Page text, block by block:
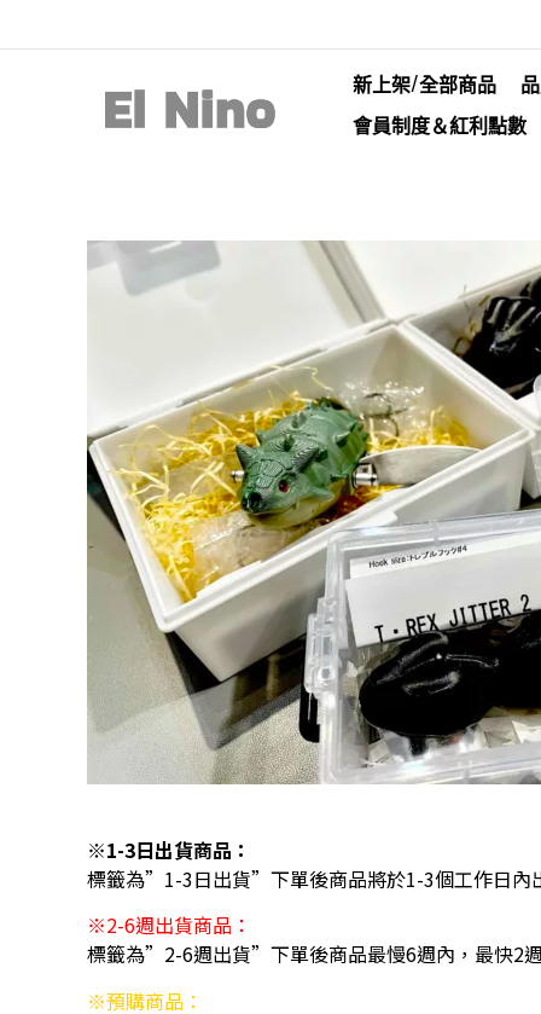
新上架/全部商品
會員制度＆紅利點數
※1-3日出貨商品：
標籤為”1-3日出貨”下單後商品將於1-3個工作日內
※2-6週出貨商品：
標籤為”2-6週出貨”下單後商品最慢6週內，最快2
※預購商品：